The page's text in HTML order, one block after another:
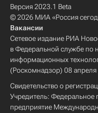
Версия 2023.1 Beta
© 2026 МИА «Россия
Вакансии
Сетевое издание РИА
в Федеральной службе по
информационных
(Роскомнадзор) 08 апреля
Свидетельство о
Учредитель: Федеральное
предприятие